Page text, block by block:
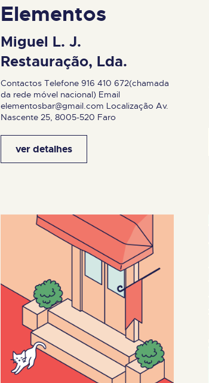
Elementos
Miguel L. J.
Restauração, Lda.
Contactos Telefone 916 410 672(chamada
da rede móvel nacional) Email
elementosbar@gmail.com Localização Av.
Nascente 25, 8005-520 Faro
ver detalhes